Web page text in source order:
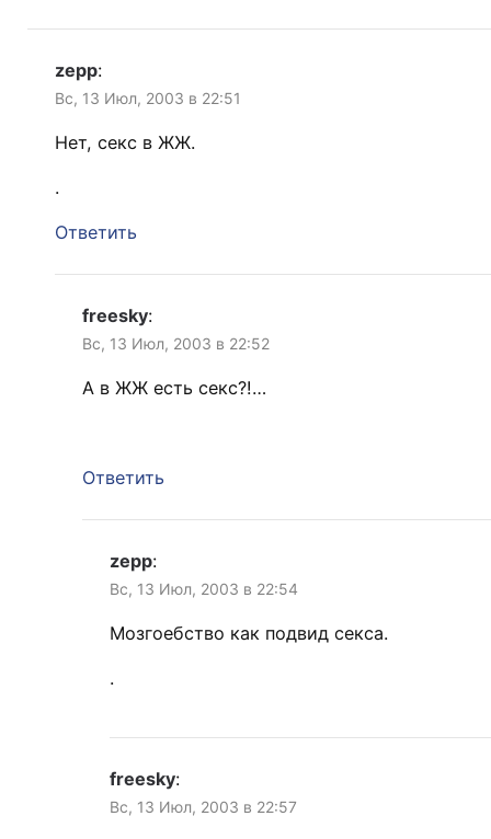
zepp:
Вс, 13 Июл, 2003 в 22:51
Нет, секс в ЖЖ.
.
Ответить
freesky:
Вс, 13 Июл, 2003 в 22:52
А в ЖЖ есть секс?!…
Ответить
zepp:
Вс, 13 Июл, 2003 в 22:54
Мозгоебство как подвид секса.
.
freesky:
Вс, 13 Июл, 2003 в 22:57